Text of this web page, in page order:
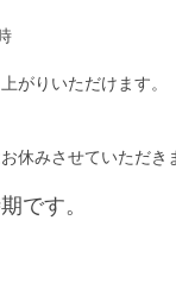
がりいただけます。
休みさせていただき
です。